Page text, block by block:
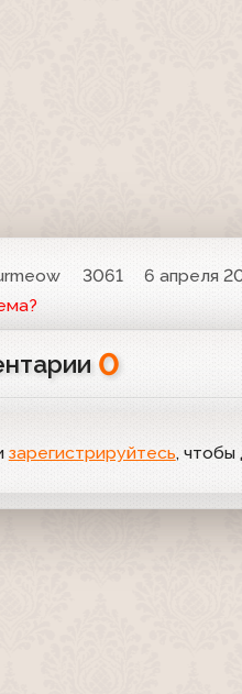
3061
6 апреля
0
зарегистрируйтесь,